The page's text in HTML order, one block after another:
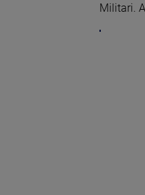
Militari.